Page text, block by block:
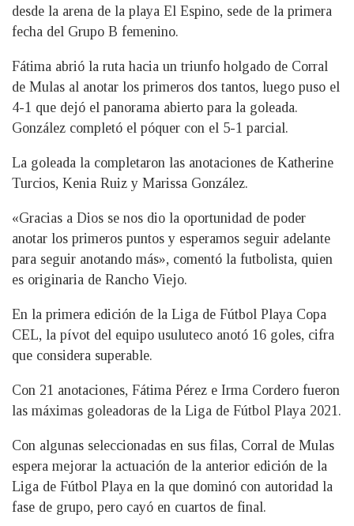
desde la arena de la playa El Espino, sede de la primera
fecha del Grupo B femenino.
Fátima abrió la ruta hacia un triunfo holgado de Corral
de Mulas al anotar los primeros dos tantos, luego puso el
4-1 que dejó el panorama abierto para la goleada.
González completó el póquer con el 5-1 parcial.
La goleada la completaron las anotaciones de Katherine
Turcios, Kenia Ruiz y Marissa González.
«Gracias a Dios se nos dio la oportunidad de poder
anotar los primeros puntos y esperamos seguir adelante
para seguir anotando más», comentó la futbolista, quien
es originaria de Rancho Viejo.
En la primera edición de la Liga de Fútbol Playa Copa
CEL, la pívot del equipo usuluteco anotó 16 goles, cifra
que considera superable.
Con 21 anotaciones, Fátima Pérez e Irma Cordero fueron
las máximas goleadoras de la Liga de Fútbol Playa 2021.
Con algunas seleccionadas en sus filas, Corral de Mulas
espera mejorar la actuación de la anterior edición de la
Liga de Fútbol Playa en la que dominó con autoridad la
fase de grupo, pero cayó en cuartos de final.